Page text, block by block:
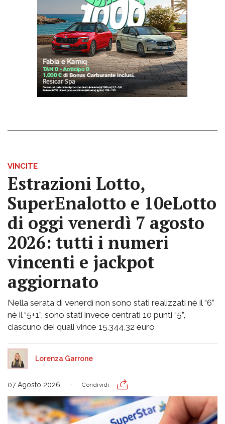
VINCITE
Estrazioni Lotto,
SuperEnalotto e 10eLotto
di oggi venerdì 7 agosto
2026: tutti i numeri
vincenti e jackpot
aggiornato
Nella serata di venerdì non sono stati realizzati né il “6”
né il “5+1”, sono stati invece centrati 10 punti “5”,
ciascuno dei quali vince 15.344,32 euro
Lorenza Garrone
07 Agosto 2026 Condividi